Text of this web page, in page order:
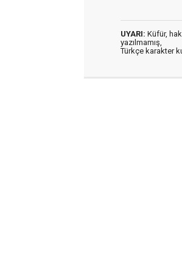
UYARI: Küfür,
yazılmamış,
Türkçe karakter